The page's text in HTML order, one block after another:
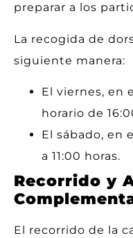
preparar a los
La recogida de
siguiente manera:
El viernes, en
horario de
El sábado, en
a 11:00 horas.
Recorrido y
El recorrido de la